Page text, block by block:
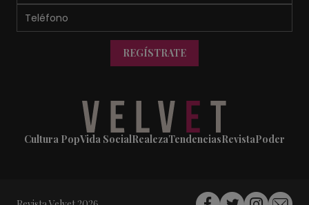
REGÍSTRATE
Cultura PopVida SocialRealezaTendenciasRevistaPoder